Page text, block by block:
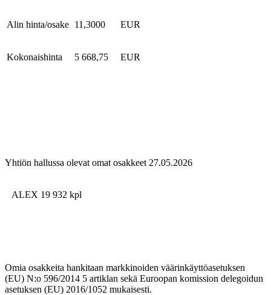
Alin hinta/osake 11,3000 EUR
Kokonaishinta 5 668,75 EUR
Yhtiön hallussa olevat omat osakkeet 27.05.2026
ALEX 19 932 kpl
Omia osakkeita hankitaan markkinoiden väärinkäyttöasetuksen
(EU) N:o 596/2014 5 artiklan sekä Euroopan komission delegoidun
asetuksen (EU) 2016/1052 mukaisesti.